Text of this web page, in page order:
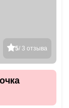
5/ 3 отзыва